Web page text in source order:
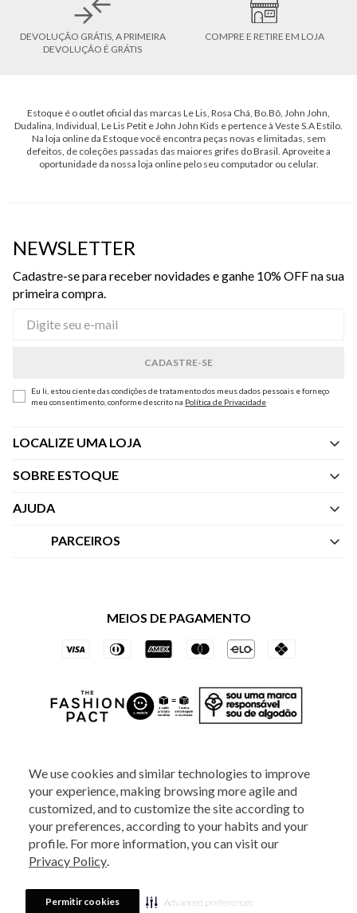
We use cookies and similar technologies to improve
your experience, making browsing more agile and
customized, and to customize the site according to
your preferences, according to your habits and your
profile. For more information, you can visit our
Privacy Policy.
Permitir cookies Advanced preferences
DEVOLUÇÃO GRÁTIS, A PRIMEIRA
DEVOLUÇÃO É GRÁTIS
COMPRE E RETIRE EM LOJA
Estoque é o outlet oficial das marcas Le Lis, Rosa Chá, Bo.Bô, John John,
Dudalina, Individual, Le Lis Petit e John John Kids e pertence à Veste S.A Estilo.
Na loja online da Estoque você encontra peças novas e limitadas, sem
defeitos, de coleções passadas das maiores grifes do Brasil. Aproveite a
oportunidade da nossa loja online pelo seu computador ou celular.
NEWSLETTER
Cadastre-se para receber novidades e ganhe 10% OFF na sua
primeira compra.
Eu li, estou ciente das condições de tratamento dos meus dados pessoais e forneço
meu consentimento, conforme descrito na Política de Privacidade
LOCALIZE UMA LOJA
SOBRE ESTOQUE
Quem Somos
AJUDA
Central de Atendimento
Trocas e Devoluções
PARCEIROS
Vai de Visa
Azul Fidelidade
MEIOS DE PAGAMENTO
2025 - Veste S.A Estilo. Todos os direitos reservados - A loja Estoque reserva-
se no direito de corrigir ou alterar informações como: preços, promoções e
880 5520.Horário de Atendimento:
Sábados das 8h às 14h, exceto feriados. Veste S.A Estilo. Rua Othão, 405, Vila